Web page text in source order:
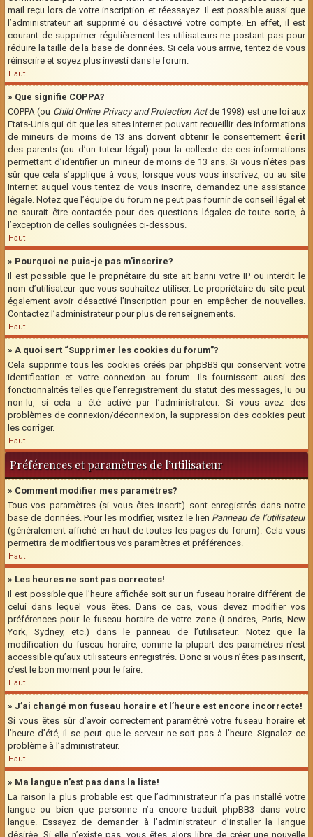
mail reçu lors de votre inscription et réessayez. Il est possible aussi que
l’administrateur ait supprimé ou désactivé votre compte. En effet, il est
courant de supprimer régulièrement les utilisateurs ne postant pas pour
réduire la taille de la base de données. Si cela vous arrive, tentez de vous
réinscrire et soyez plus investi dans le forum.
Haut
» Que signifie COPPA?
COPPA (ou Child Online Privacy and Protection Actde 1998) est une loi aux
Etats-Unis qui dit que les sites Internet pouvant recueillir des informations
de mineurs de moins de 13 ans doivent obtenir le consentement écrit
des parents (ou d’un tuteur légal) pour la collecte de ces informations
permettant d’identifier un mineur de moins de 13 ans. Si vous n’êtes pas
sûr que cela s’applique à vous, lorsque vous vous inscrivez, ou au site
Internet auquel vous tentez de vous inscrire, demandez une assistance
légale. Notez que l’équipe du forum ne peut pas fournir de conseil légal et
ne saurait être contactée pour des questions légales de toute sorte, à
l’exception de celles soulignées ci-dessous.
Haut
» Pourquoi ne puis-je pas m’inscrire?
Il est possible que le propriétaire du site ait banni votre IP ou interdit le
nom d’utilisateur que vous souhaitez utiliser. Le propriétaire du site peut
également avoir désactivé l’inscription pour en empêcher de nouvelles.
Contactez l’administrateur pour plus de renseignements.
Haut
» A quoi sert “Supprimer les cookies du forum”?
Cela supprime tous les cookies créés par phpBB3 qui conservent votre
identification et votre connexion au forum. Ils fournissent aussi des
fonctionnalités telles que l’enregistrement du statut des messages, lu ou
non-lu, si cela a été activé par l’administrateur. Si vous avez des
problèmes de connexion/déconnexion, la suppression des cookies peut
les corriger.
Haut
Préférences et paramètres de l’utilisateur
» Comment modifier mes paramètres?
Tous vos paramètres (si vous êtes inscrit) sont enregistrés dans notre
base de données. Pour les modifier, visitez le lien Panneau de l’utilisateur
(généralement affiché en haut de toutes les pages du forum). Cela vous
permettra de modifier tous vos paramètres et préférences.
Haut
» Les heures ne sont pas correctes!
Il est possible que l’heure affichée soit sur un fuseau horaire différent de
celui dans lequel vous êtes. Dans ce cas, vous devez modifier vos
préférences pour le fuseau horaire de votre zone (Londres, Paris, New
York, Sydney, etc.) dans le panneau de l’utilisateur. Notez que la
modification du fuseau horaire, comme la plupart des paramètres n’est
accessible qu’aux utilisateurs enregistrés. Donc si vous n’êtes pas inscrit,
c’est le bon moment pour le faire.
Haut
» J’ai changé mon fuseau horaire et l’heure est encore incorrecte!
Si vous êtes sûr d’avoir correctement paramétré votre fuseau horaire et
l’heure d’été, il se peut que le serveur ne soit pas à l’heure. Signalez ce
problème à l’administrateur.
Haut
» Ma langue n’est pas dans la liste!
La raison la plus probable est que l’administrateur n’a pas installé votre
langue ou bien que personne n’a encore traduit phpBB3 dans votre
langue. Essayez de demander à l’administrateur d’installer la langue
désirée. Si elle n’existe pas, vous êtes alors libre de créer une nouvelle